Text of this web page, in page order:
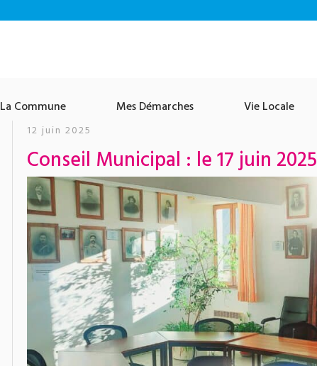
La Commune Mes Démarches Vie Locale
12 juin 2025
Conseil Municipal : le 17 juin 2025